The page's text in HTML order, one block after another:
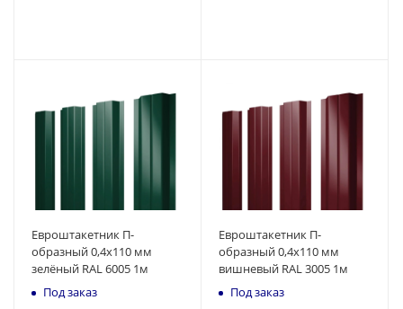
Евроштакетник П-
образный 0,4x110 мм
зелёный RAL 6005 1м
Под заказ
Евроштакетник П-
образный 0,4x110 мм
вишневый RAL 3005 1м
Под заказ